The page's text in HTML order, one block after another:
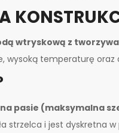
wtryskową z
wysoką temperaturę oraz
pasie (maksymalna
strzelca i jest dyskretna w